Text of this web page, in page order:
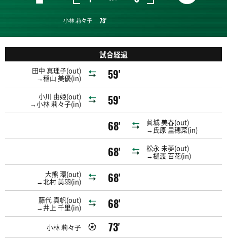
小林 莉々子 73'
試合経過
田中 真理子(out)
→稲山 美優(in) 59'
小川 由姫(out)
→小林 莉々子(in)
59'
68'
眞城 美春(out)
→氏原 里穂菜(in)
68' 松永 未夢(out)
→樋渡 百花(in)
大熊 環(out)
→北村 美羽(in) 68'
藤代 真帆(out)
→井上 千里(in) 68'
小林 莉々子
73'